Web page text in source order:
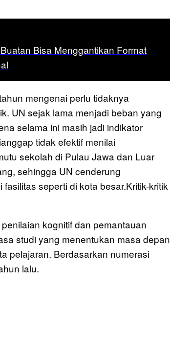
Bisa Menggantikan Format
mengenai perlu tidaknya
UN sejak lama menjadi beban yang
selama ini masih jadi indikator
tidak efektif menilai
sekolah di Pulau Jawa dan Luar
sehingga UN cenderung
seperti di kota besar.Kritik-kritik
kognitif dan pemantauan
studi yang menentukan masa depan
pelajaran. Berdasarkan numerasi
lalu.